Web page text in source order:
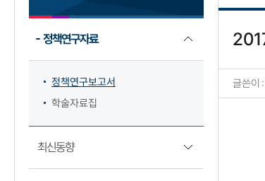
정책연구자료
정책연구보고서
학술자료집
최신동향
글쓴이